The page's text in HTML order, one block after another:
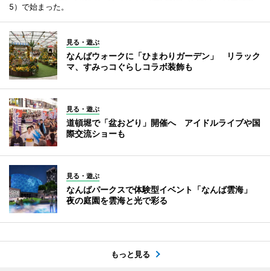
5）で始まった。
見る・遊ぶ
なんばウォークに「ひまわりガーデン」 リラック
マ、すみっコぐらしコラボ装飾も
見る・遊ぶ
道頓堀で「盆おどり」開催へ アイドルライブや国
際交流ショーも
見る・遊ぶ
なんばパークスで体験型イベント「なんば雲海」
夜の庭園を雲海と光で彩る
もっと見る